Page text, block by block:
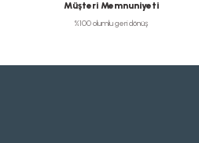
Müşteri Memnuniyeti
%100 olumlu geri dönüş